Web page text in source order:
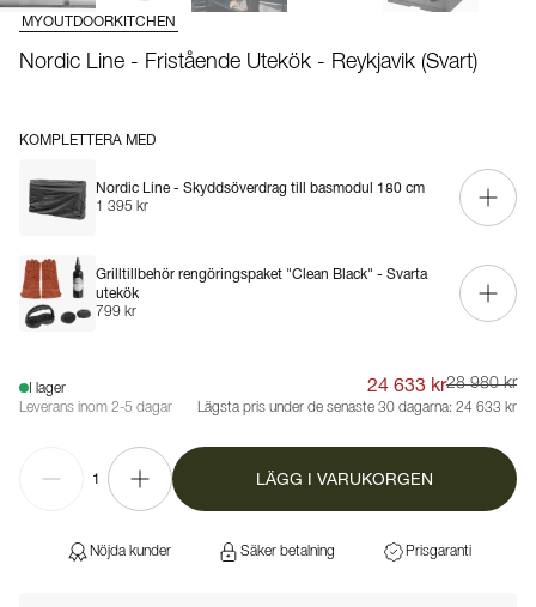
MYOUTDOORKITCHEN
Nordic Line - Fristående Utekök - Reykjavik (Svart)
KOMPLETTERA MED
Nordic Line - Skyddsöverdrag till basmodul 180 cm
1 395 kr
Grilltillbehör rengöringspaket "Clean Black" - Svarta
utekök
799 kr
I lager
Leverans inom 2-5 dagar
24 633 kr28 980 kr
Lägsta pris under de senaste 30 dagarna: 24 633 kr
1 LÄGG I VARUKORGEN
Nöjda kunder Säker betalning Prisgaranti